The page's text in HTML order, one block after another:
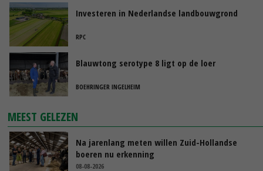
Investeren in Nederlandse landbouwgrond
RPC
Blauwtong serotype 8 ligt op de loer
BOEHRINGER INGELHEIM
MEEST GELEZEN
Na jarenlang meten willen Zuid-Hollandse
boeren nu erkenning
08-08-2026